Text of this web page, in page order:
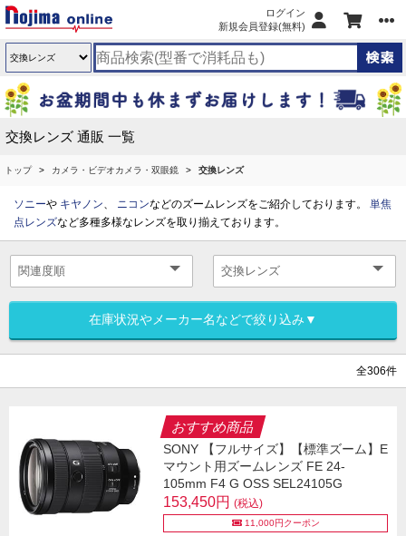
ログイン
新規会員登録(無料)
交換レンズ 通販 一覧
トップ カメラ・ビデオカメラ・双眼鏡 交換レンズ
ソニーや キヤノン、 ニコンなどのズームレンズをご紹介しております。 単焦
点レンズなど多種多様なレンズを取り揃えております。
在庫状況やメーカー名などで絞り込み▼
全306件
おすすめ商品
SONY 【フルサイズ】【標準ズーム】E
マウント用ズームレンズ FE 24-
105mm F4 G OSS SEL24105G
153,450円 (税込)
11,000円クーポン